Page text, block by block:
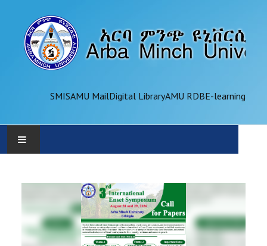
SMISAMU MailDigital LibraryAMU RDBE-learning
ADMINISTRATION
OFFICES